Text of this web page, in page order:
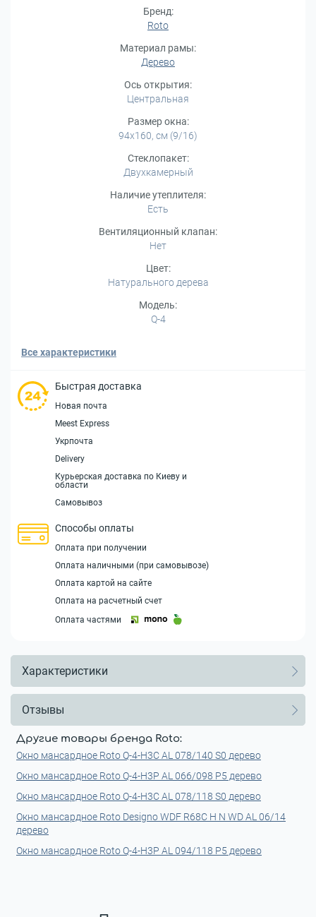
Бренд:
Roto
Материал рамы:
Дерево
Ось открытия:
Центральная
Размер окна:
94x160, см (9/16)
Стеклопакет:
Двухкамерный
Наличие утеплителя:
Есть
Вентиляционный клапан:
Нет
Цвет:
Натурального дерева
Модель:
Q-4
Все характеристики
Быстрая доставка
Новая почта
Meest Express
Укрпочта
Delivery
Курьерская доставка по Киеву и
области
Самовывоз
Способы оплаты
Оплата при получении
Оплата наличными (при самовывозе)
Оплата картой на сайте
Оплата на расчетный счет
Оплата частями
Характеристики
Отзывы
Другие товары бренда Roto:
Окно мансардное Roto Q-4-H3C AL 078/140 S0 дерево
Окно мансардное Roto Q-4-H3P AL 066/098 P5 дерево
Окно мансардное Roto Q-4-H3C AL 078/118 S0 дерево
Окно мансардное Roto Designo WDF R68С H N WD AL 06/14
дерево
Окно мансардное Roto Q-4-H3P AL 094/118 P5 дерево